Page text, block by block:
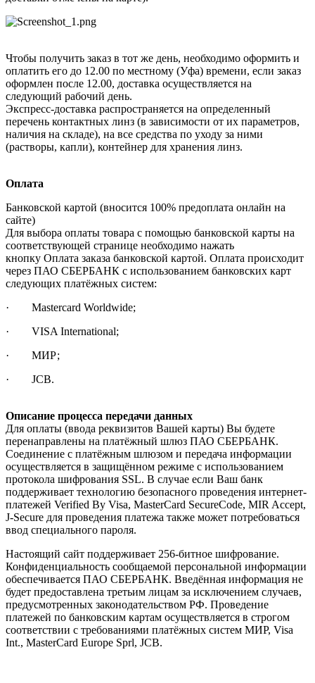
Чтобы получить заказ в тот же день, необходимо оформить и
оплатить его до 12.00 по местному (Уфа) времени, если заказ
оформлен после 12.00, доставка осуществляется на
следующий рабочий день.
Экспресс-доставка распространяется на определенный
перечень контактных линз (в зависимости от их параметров,
наличия на складе), на все средства по уходу за ними
(растворы, капли), контейнер для хранения линз.
Оплата
Банковской картой (вносится 100% предоплата онлайн на
сайте)
Для выбора оплаты товара с помощью банковской карты на
соответствующей странице необходимо нажать
кнопку Оплата заказа банковской картой. Оплата происходит
через ПАО СБЕРБАНК с использованием банковских карт
следующих платёжных систем:
· Mastercard Worldwide;
· VISA International;
· МИР;
· JCB.
Описание процесса передачи данных
Для оплаты (ввода реквизитов Вашей карты) Вы будете
перенаправлены на платёжный шлюз ПАО СБЕРБАНК.
Соединение с платёжным шлюзом и передача информации
осуществляется в защищённом режиме с использованием
протокола шифрования SSL. В случае если Ваш банк
поддерживает технологию безопасного проведения интернет-
платежей Verified By Visa, MasterCard SecureCode, MIR Accept,
J-Secure для проведения платежа также может потребоваться
ввод специального пароля.
Настоящий сайт поддерживает 256-битное шифрование.
Конфиденциальность сообщаемой персональной информации
обеспечивается ПАО СБЕРБАНК. Введённая информация не
будет предоставлена третьим лицам за исключением случаев,
предусмотренных законодательством РФ. Проведение
платежей по банковским картам осуществляется в строгом
соответствии с требованиями платёжных систем МИР, Visa
Int., MasterCard Europe Sprl, JCB.